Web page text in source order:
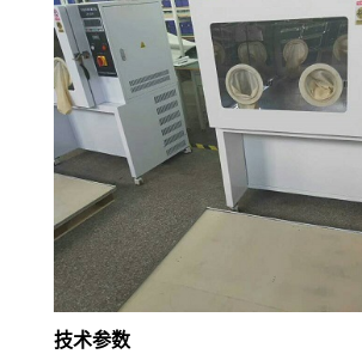
技术参数